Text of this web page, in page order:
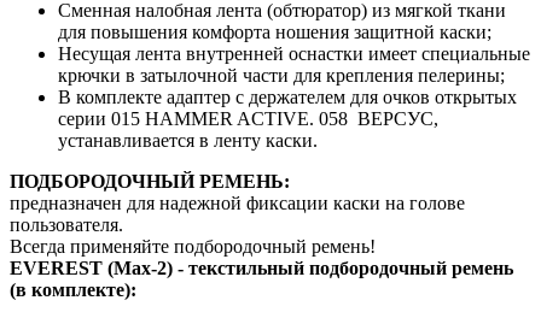
Сменная налобная лента (обтюратор) из мягкой ткани
для повышения комфорта ношения защитной каски;
Несущая лента внутренней оснастки имеет специальные
крючки в затылочной части для крепления пелерины;
В комплекте адаптер с держателем для очков открытых
серии 015 HAMMER ACTIVE. 058 ВЕРСУС,
устанавливается в ленту каски.
ПОДБОРОДОЧНЫЙ РЕМЕНЬ:
предназначен для надежной фиксации каски на голове
пользователя.
Всегда применяйте подбородочный ремень!
EVEREST (Max-2) - текстильный подбородочный ремень
(в комплекте):